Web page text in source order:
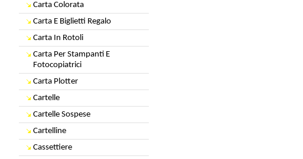
Carta Colorata
Carta E Biglietti Regalo
Carta In Rotoli
Carta Per Stampanti E
Fotocopiatrici
Carta Plotter
Cartelle
Cartelle Sospese
Cartelline
Cassettiere